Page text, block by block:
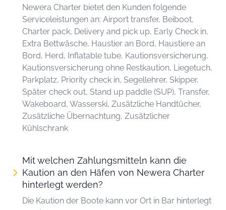
Newera Charter bietet den Kunden folgende
Serviceleistungen an: Airport transfer, Beiboot,
Charter pack, Delivery and pick up, Early Check in,
Extra Bettwäsche, Haustier an Bord, Haustiere an
Bord, Herd, Inflatable tube, Kautionsversicherung,
Kautionsversicherung ohne Restkaution, Liegetuch,
Parkplatz, Priority check in, Segellehrer, Skipper,
Später check out, Stand up paddle (SUP), Transfer,
Wakeboard, Wasserski, Zusätzliche Handtücher,
Zusätzliche Übernachtung, Zusätzlicher
Kühlschrank
Mit welchen Zahlungsmitteln kann die
Kaution an den Häfen von Newera Charter
hinterlegt werden?
Die Kaution der Boote kann vor Ort in Bar hinterlegt